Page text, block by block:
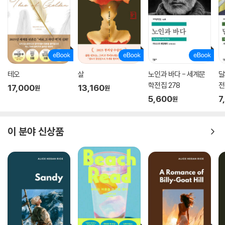
테오
17,000원
살
13,160원
노인과 바다 - 세계문
학전집 278
5,600원
이 분야 신상품